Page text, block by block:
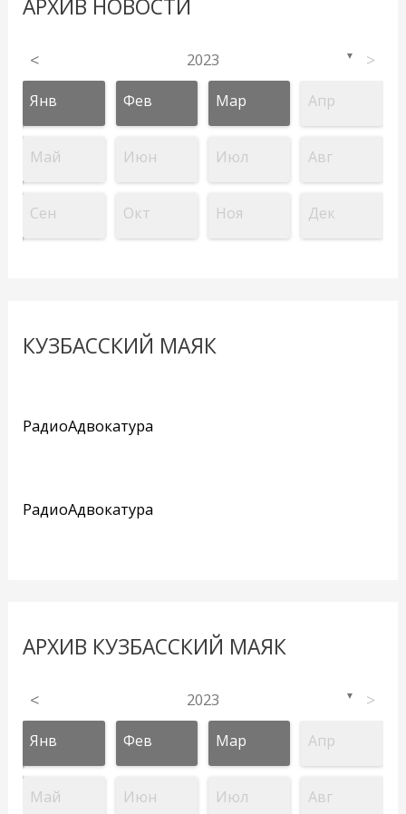
АРХИВ НОВОСТИ
< 2023 ▼ >
Янв Фев Мар Апр
Май Июн Июл Авг
Сен Окт Ноя Дек
КУЗБАССКИЙ МАЯК
РадиоАдвокатура
РадиоАдвокатура
АРХИВ КУЗБАССКИЙ МАЯК
< 2023 ▼ >
Янв Фев Мар Апр
Май Июн Июл Авг